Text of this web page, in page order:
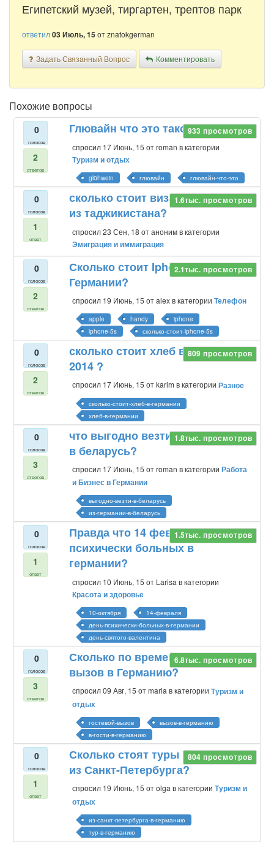
Египетский музей, тиргартен, трептов парк
ответил03 Июль, 15отznatokgerman
Задать Связанный Вопрос Комментировать
Похожие вопросы
0
голосов
2
ответов
933 просмотров
Глювайн что это такое?
спросил 17 Июнь, 15 отroman в категории
Туризм и отдых
glühwein глювайн глювайн-что-это
0
голосов
1
ответ
1.6тыс.просмотров
сколько стоит виза в германию
из таджикистана?
спросил 23 Сен, 18 отаноним в категории
Эмиграция и иммиграция
0
голосов
2
ответов
2.1тыс.просмотров
Сколько стоит Iphone 5S в
Германии?
спросил 19 Июнь, 15 отalex в категорииТелефон
apple handy
iphone
iphone-5s
сколько-стоит-iphone-5s
0
голосов
2
ответов
809просмотров
сколько стоит хлеб в германии
2014 ?
спросил 17 Июнь, 15 отkarim в категорииРазное
сколько-стоит-хлеб-в-германии
хлеб-в-германии
0
голосов
3
ответов
1.8тыс.просмотров
что выгодно везти из германии
в беларусь?
спросил 17 Июнь, 15 отroman в категорииРабота
и Бизнес в Германии
выгодно-везти-в-беларусь
из-германии-в-беларусь
0
голосов
1
ответ
1.5тыс.просмотров
Правда что 14 февраля день
психически больных в
германии?
спросил 10 Июнь, 15 от Larisa в категории
Красота и здоровье
10-октября
14-февраля
день-психически-больных-в-германии
день-святого-валентина
0
голосов
3
ответов
6.8тыс.просмотров
Сколько по времени действует
вызов в Германию?
спросил 09 Авг, 15 отmaria в категорииТуризм и
отдых
гостевой-вызов
вызов-в-германию
в-гости-в-германию
0
голосов
1
ответ
804просмотров
Сколько стоят туры в Германию
из Санкт-Петербурга?
спросил 19 Июнь, 15 отolga в категорииТуризм и
отдых
из-санкт-петербурга-в-германию
тур-в-германию